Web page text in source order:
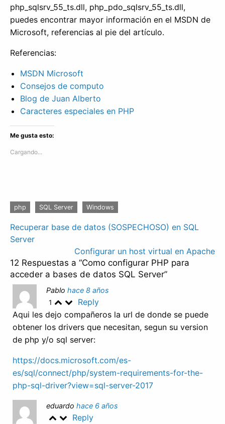
php_sqlsrv_55_ts.dll, php_pdo_sqlsrv_55_ts.dll,
puedes encontrar mayor información en el MSDN de
Microsoft, referencias al pie del artículo.
Referencias:
MSDN Microsoft
Consejos de computo
Blog de Juan Alberto
Caracteres especiales en PHP
Me gusta esto:
Cargando...
php SQL Server Windows
Navegación
de
entradas
Recuperar base de datos (SOSPECHOSO) en SQL
Server
Configurar un host virtual en Apache
12 Respuestas a “Como configurar PHP para
acceder a bases de datos SQL Server”
Pablo hace 8 años
1
Reply
Aqui les dejo compañeros la url de donde se puede
obtener los drivers que necesitan, segun su version
de php y/o sql server:
https://docs.microsoft.com/es-
es/sql/connect/php/system-requirements-for-the-
php-sql-driver?view=sql-server-2017
eduardo hace 6 años
Reply